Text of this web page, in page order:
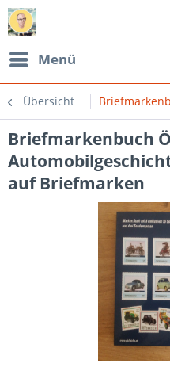
Menü
Übersicht
Briefmarkenbuch
auf Briefmarken